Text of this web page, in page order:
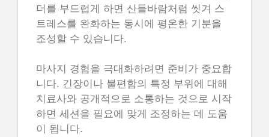
더를 부드럽게 하면 산들바람처럼 씻겨 스
트레스를 완화하는 동시에 평온한 기분을
조성할 수 있습니다.
마사지 경험을 극대화하려면 준비가 중요합
니다. 긴장이나 불편함의 특정 부위에 대해
치료사와 공개적으로 소통하는 것으로 시작
하면 세션을 필요에 맞게 조정하는 데 도움
이 됩니다.